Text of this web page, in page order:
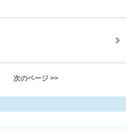
次のページ >>